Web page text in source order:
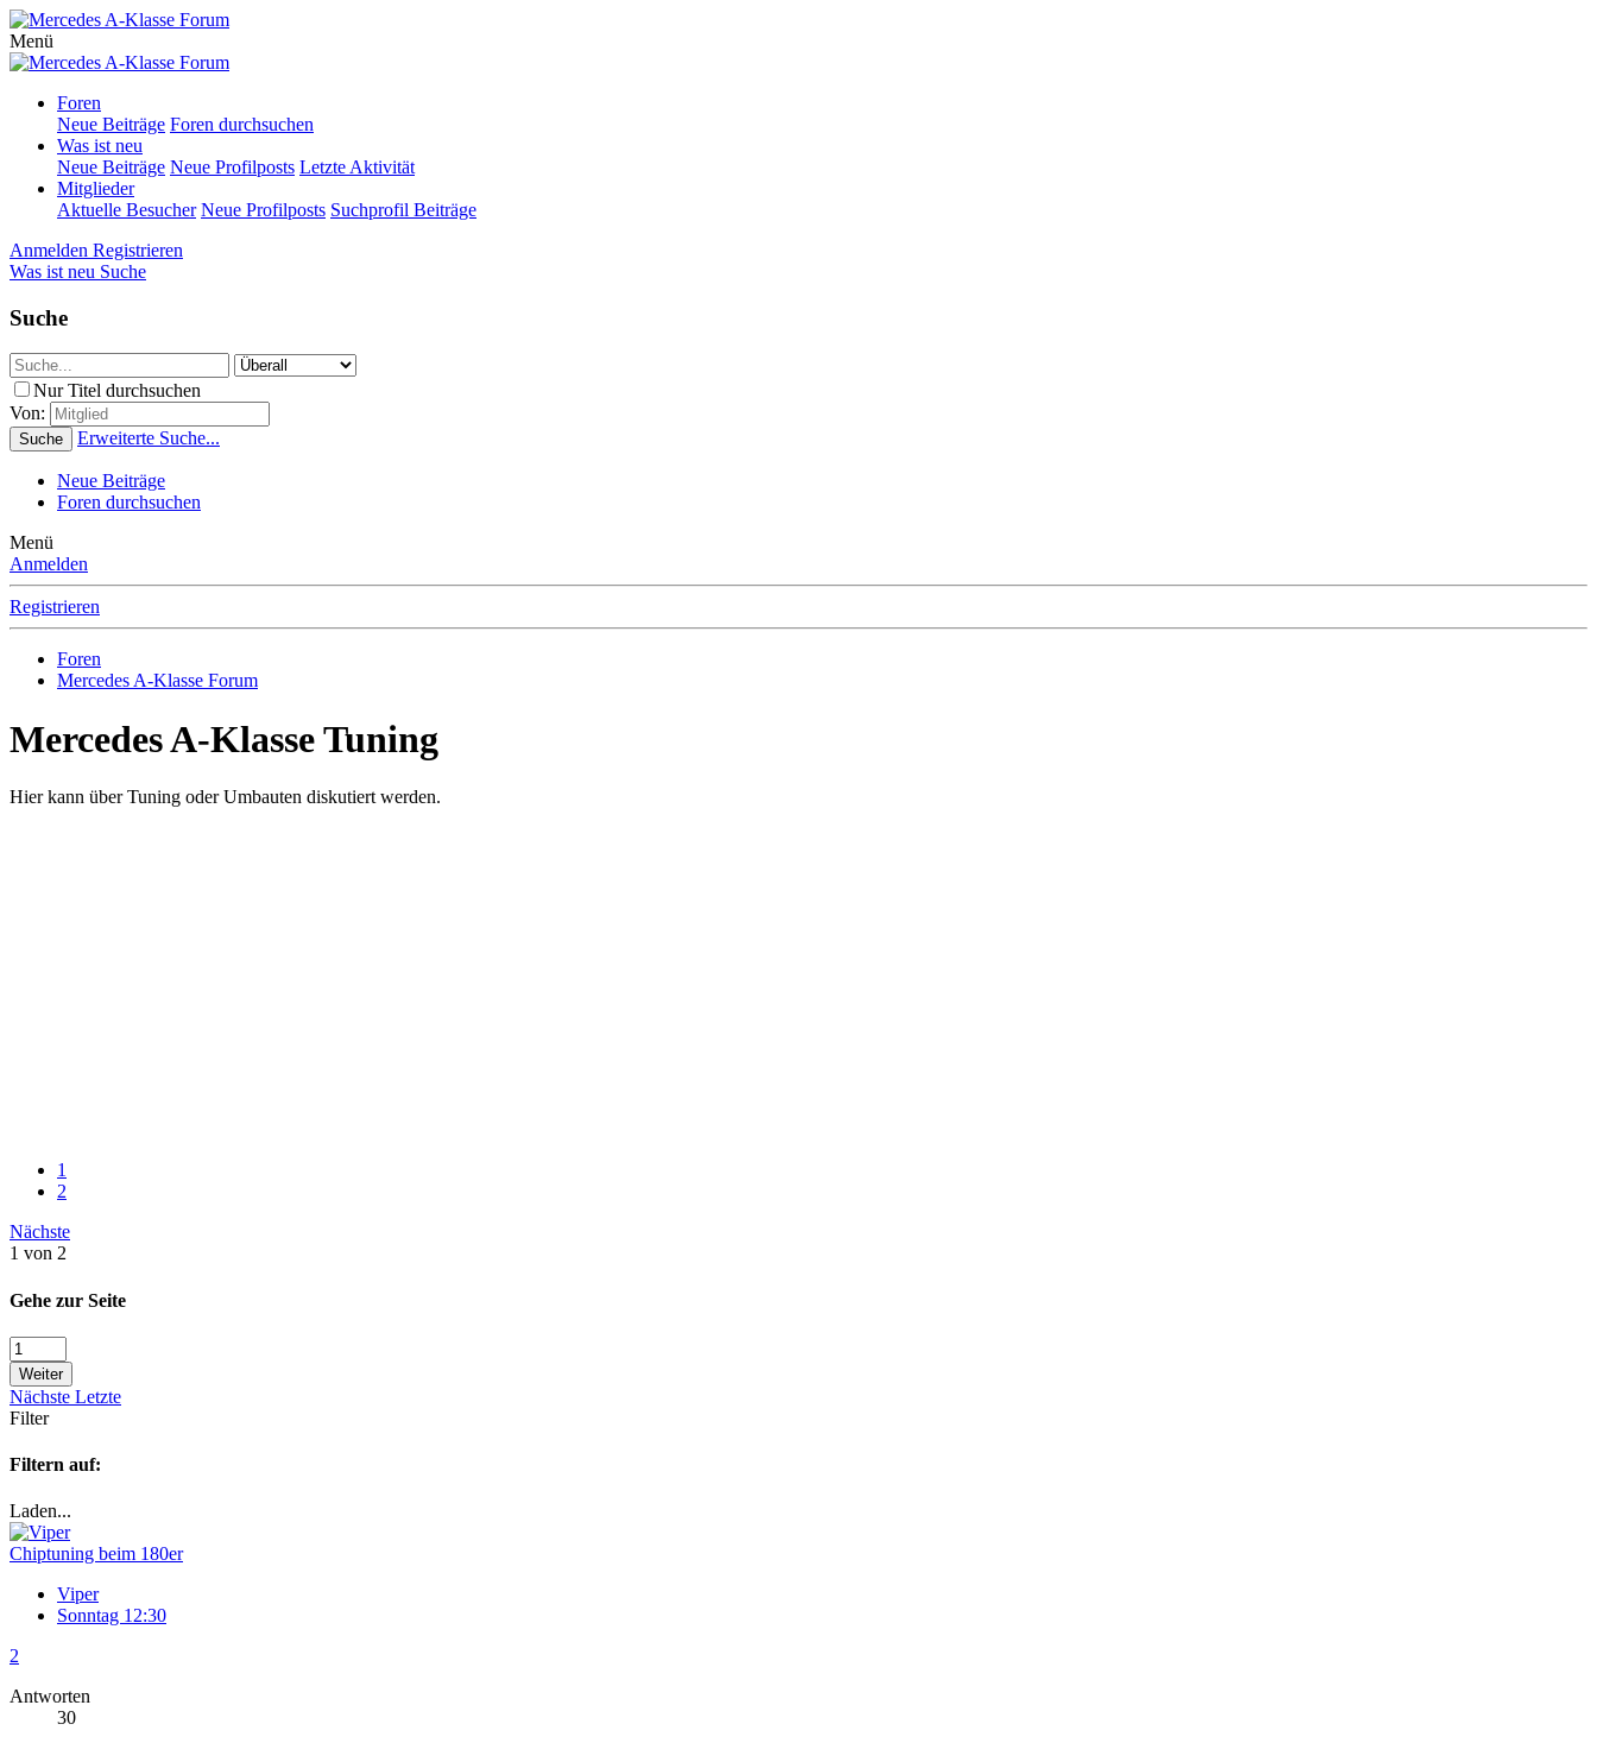
Menü
Foren
Neue Beiträge Foren durchsuchen
Was ist neu
Neue Beiträge Neue Profilposts Letzte Aktivität
Mitglieder
Aktuelle Besucher Neue Profilposts Suchprofil Beiträge
Anmelden Registrieren
Was ist neu Suche
Suche
Nur Titel durchsuchen
Von:
Suche Erweiterte Suche...
Neue Beiträge
Foren durchsuchen
Menü
Anmelden
Registrieren
Foren
Mercedes A-Klasse Forum
Mercedes A-Klasse Tuning
Hier kann über Tuning oder Umbauten diskutiert werden.
1
2
Nächste
1 von 2
Gehe zur Seite
Weiter
Nächste Letzte
Filter
Filtern auf:
Laden...
Chiptuning beim 180er
Viper
Sonntag 12:30
2
Antworten
30